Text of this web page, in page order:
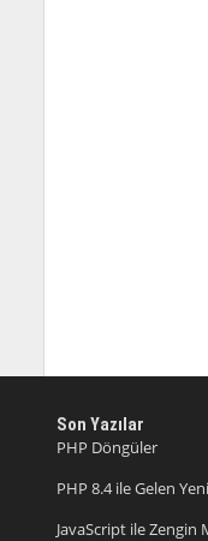
Son Yazılar
PHP Döngüler
PHP 8.4 ile Gelen
JavaScript ile